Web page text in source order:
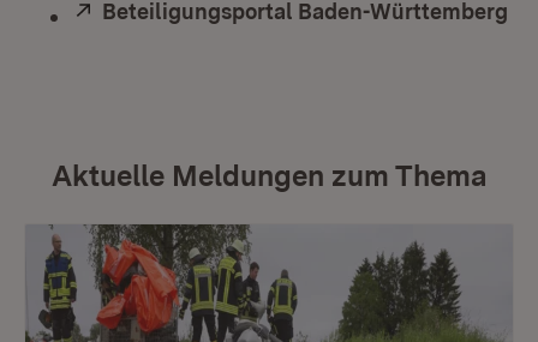
Extern:
Beteiligungsportal Baden-Württemberg
Aktuelle Meldungen zum Thema